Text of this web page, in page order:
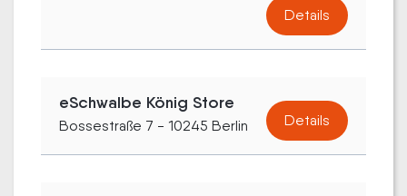
Details
eSchwalbe König Store
Bossestraße 7 - 10245 Berlin Details